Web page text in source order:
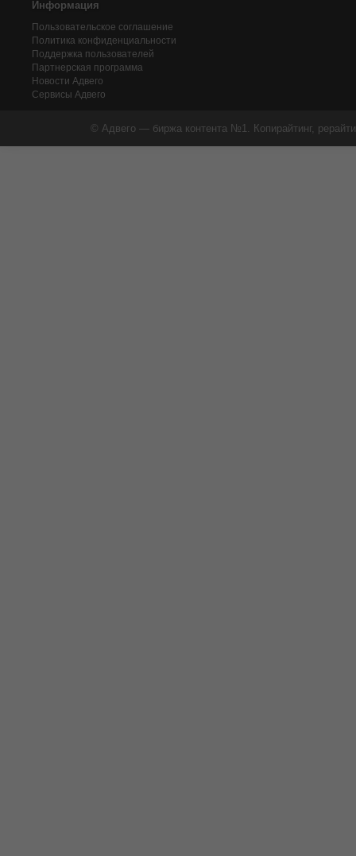
Информация
Пользовательское соглашение
Политика конфиденциальности
Поддержка пользователей
Партнерская программа
Новости Адвего
Сервисы Адвего
© Адвего — биржа контента №1. Копирайтинг,